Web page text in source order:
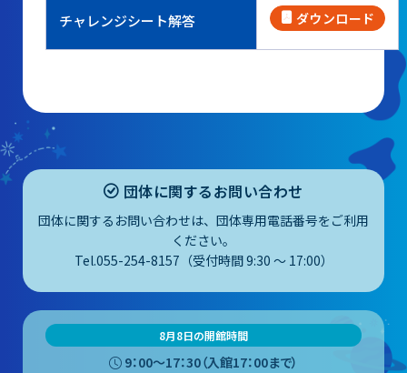
チャレンジシート解答 ダウンロード
団体に関するお問い合わせ
団体に関するお問い合わせは、団体専用電話番号をご利用
ください。
Tel.055-254-8157（受付時間 9:30 ～ 17:00）
8月8日の開館時間
9：00〜17：30（入館17：00まで）